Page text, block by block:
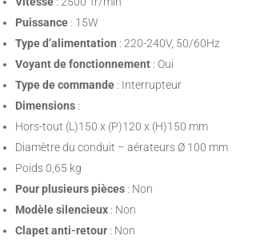
Puissance : 15W
Type d’alimentation : 220-240V, 50/60Hz
Voyant de fonctionnement : Oui
Type de commande : Interrupteur
Dimensions :
Hors-tout (L)150 x (P)120 x (H)150 mm
Diamètre du conduit – aérateurs Ø 100 mm
Poids 0,65 kg
Pour plusieurs pièces : Non
Modèle silencieux : Non
Clapet anti-retour : Non